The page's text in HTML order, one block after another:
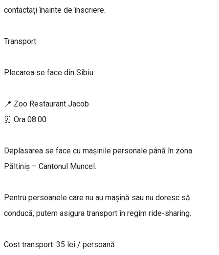
contactați înainte de înscriere.
Transport
Plecarea se face din Sibiu:
📍 Zoo Restaurant Jacob
⏰ Ora 08:00
Deplasarea se face cu mașinile personale până în zona
Păltiniș – Cantonul Muncel.
Pentru persoanele care nu au mașină sau nu doresc să
conducă, putem asigura transport în regim ride-sharing.
Cost transport: 35 lei / persoană